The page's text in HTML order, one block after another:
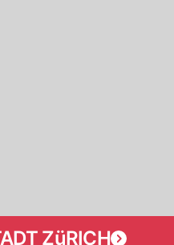
ZüRICH